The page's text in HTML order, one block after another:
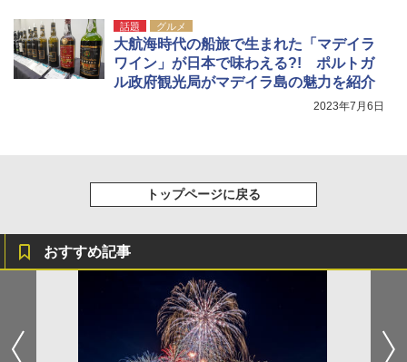
話題 グルメ
大航海時代の船旅で生まれた「マデイラ
ワイン」が日本で味わえる?! ポルトガ
ル政府観光局がマデイラ島の魅力を紹介
2023年7月6日
トップページに戻る
おすすめ記事